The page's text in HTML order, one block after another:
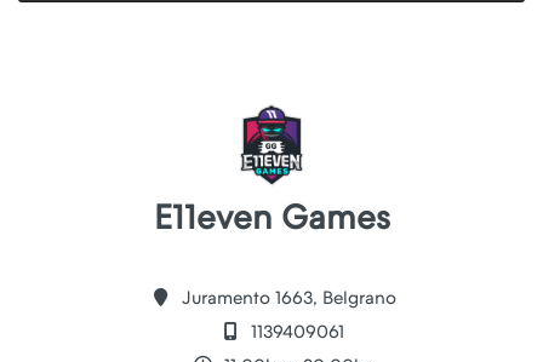
E11even Games
Juramento 1663, Belgrano
1139409061